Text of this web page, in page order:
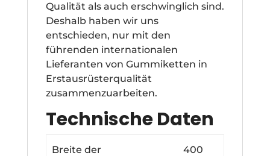
Qualität als auch erschwinglich sind.
Deshalb haben wir uns
entschieden, nur mit den
führenden internationalen
Lieferanten von Gummiketten in
Erstausrüsterqualität
zusammenzuarbeiten.
Technische Daten
Breite der
400